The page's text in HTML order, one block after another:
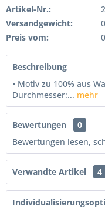
Artikel-Nr.:
Versandgewicht:
Preis vom:
Beschreibung
• Motiv zu 100% aus
Durchmesser:... mehr
Bewertungen
0
Bewertungen lesen,
Verwandte Artikel 4